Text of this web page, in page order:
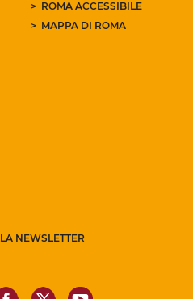
ROMA ACCESSIBILE
MAPPA DI ROMA
NEWSLETTER